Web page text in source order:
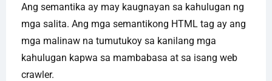
Ang semantika ay may kaugnayan sa kahulugan ng
mga salita. Ang mga semantikong HTML tag ay ang
mga malinaw na tumutukoy sa kanilang mga
kahulugan kapwa sa mambabasa at sa isang web
crawler.